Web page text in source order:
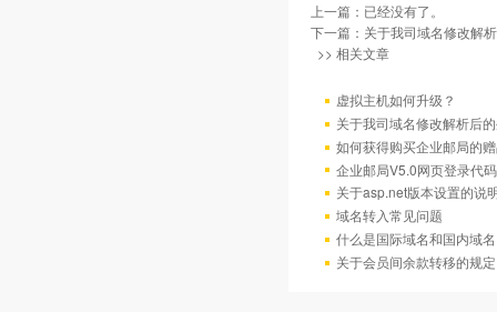
上一篇：已经没有了。
下一篇： 关于我司域名修改解
>> 相关文章
虚拟主机如何升级？
关于我司域名修改解析后
如何获得购买企业邮局的
企业邮局V5.0网页登录代码
关于asp.net版本设置的说
域名转入常见问题
什么是国际域名和国内域
关于会员间余款转移的规定